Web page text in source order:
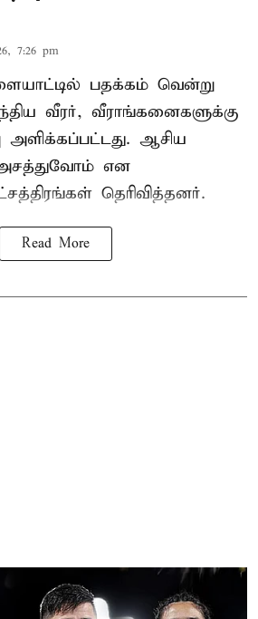
7:26 pm
பதக்கம் வென்று
வீரர், வீராங்கனைகளுக்கு
அளிக்கப்பட்டது. ஆசிய
அசத்துவோம் என
தெரிவித்தனர்.
Read More